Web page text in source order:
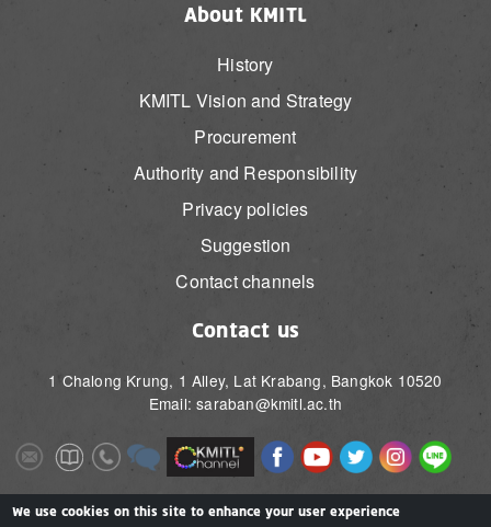
About KMITL
History
KMITL Vision and Strategy
Procurement
Authority and Responsibility
Privacy policies
Suggestion
Contact channels
Contact us
1 Chalong Krung, 1 Alley, Lat Krabang, Bangkok 10520
Email: saraban@kmitl.ac.th
ImageImageImageImage Image ImageImageImageImageImage
Image Image
We use cookies on this site to enhance your user experience